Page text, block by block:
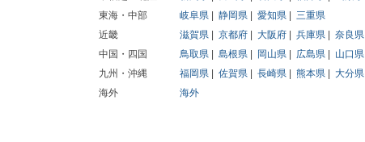
東海・中部
岐阜県 静岡県 愛知県
三重県
近畿
滋賀県 京都府 大阪府 兵庫県 奈良県
中国・四国
鳥取県 島根県 岡山県 広島県 山口県
九州・沖縄
福岡県 佐賀県 長崎県 熊本県 大分県
海外
海外